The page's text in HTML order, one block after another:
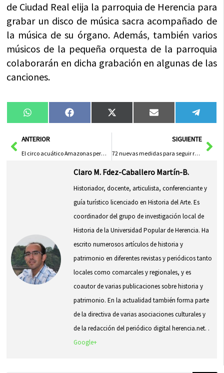
de Ciudad Real elija la parroquia de Herencia para
grabar un disco de música sacra acompañado de
la música de su órgano. Además, también varios
músicos de la pequeña orquesta de la parroquia
colaborarán en dicha grabación en algunas de las
canciones.
Compartir
en
WhatsAppCompartir
en
FacebookCompartir
en
X
(Twitter)
Compartir
en
Email
en
AntANTERIOR
El circo acuático Amazonas permanecerá en Herencia varios días
SIGUIENTE
72 nuevas medidas para seguir reconstruyendo Castilla-La Mancha
Claro M. Fdez-Caballero Martín-B.
Historiador, docente, articulista, conferenciante y
guía turístico licenciado en Historia del Arte. Es
coordinador del grupo de investigación local de
Historia de la Universidad Popular de Herencia. Ha
escrito numerosos artículos de historia y
patrimonio en diferentes revistas y periódicos tanto
locales como comarcales y regionales, y es
coautor de varias publicaciones sobre historia y
patrimonio. En la actualidad también forma parte
de la directiva de varias asociaciones culturales y
de la redacción del periódico digital herencia.net. .
Google+